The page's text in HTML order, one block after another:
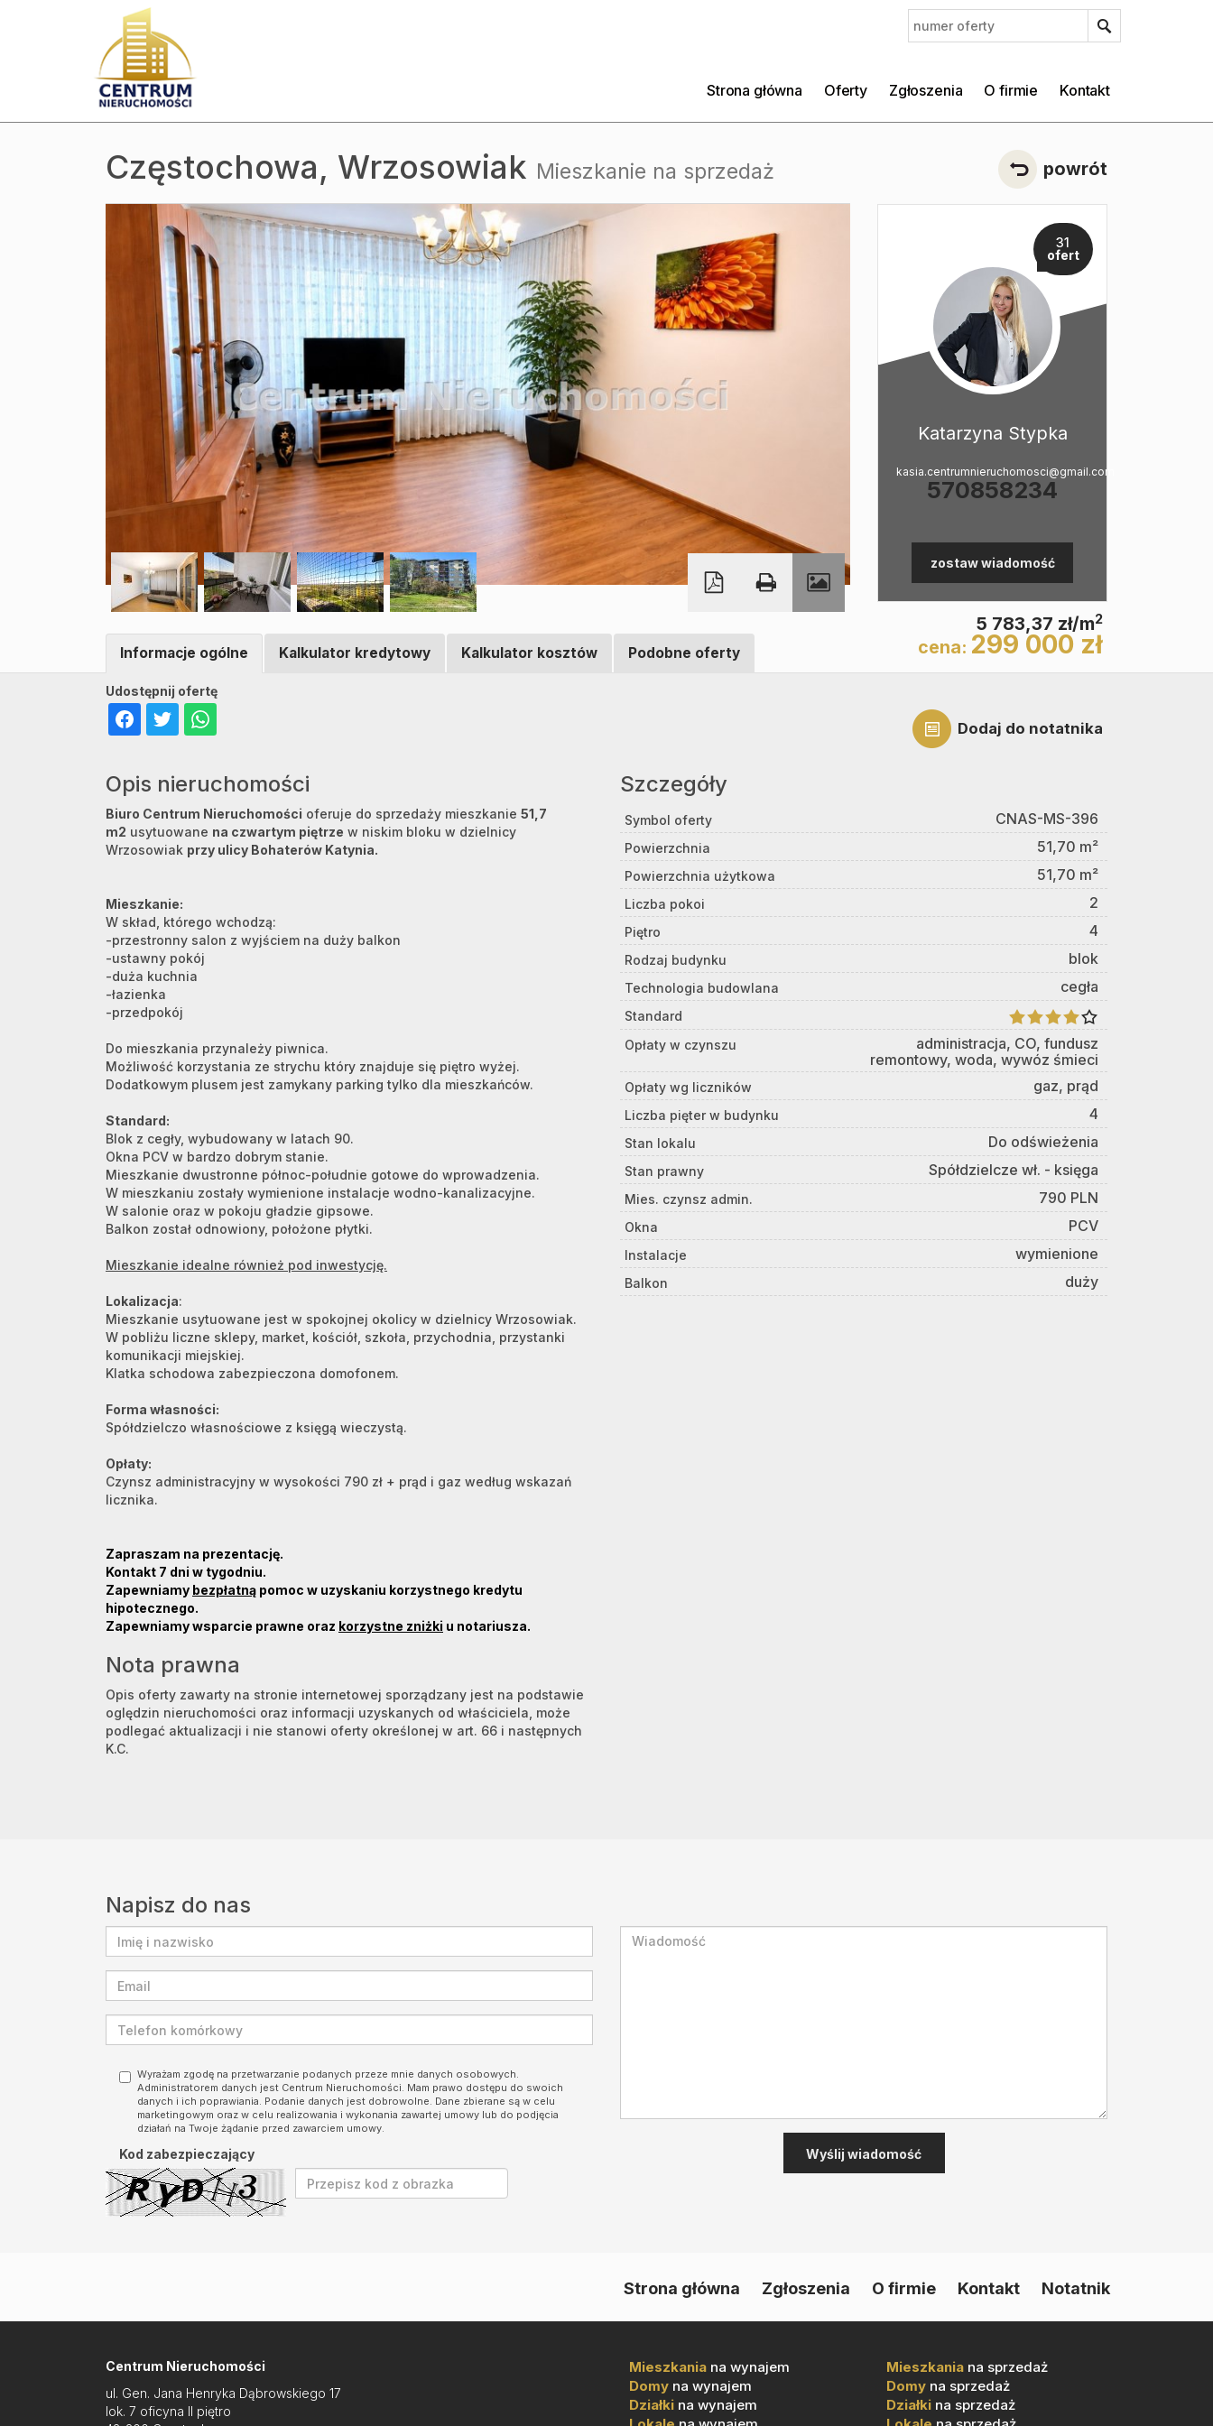
Strona główna Oferty Zgłoszenia O firmie Kontakt
Częstochowa, Wrzosowiak Mieszkanie na sprzedaż powrót
31
ofert
Katarzyna Stypka
kasia.centrumnieruchomosci@gmail.com
570858234
zostaw wiadomość
5 783,37 zł/m2
cena: 299 000 zł
Dodaj do notatnika
Udostępnij ofertę
Informacje ogólne Kalkulator kredytowy Kalkulator kosztów Podobne oferty
Opis nieruchomości
Biuro Centrum Nieruchomości oferuje do sprzedaży mieszkanie 51,7
m2 usytuowane na czwartym piętrze w niskim bloku w dzielnicy
Wrzosowiak przy ulicy Bohaterów Katynia.
Mieszkanie:
W skład, którego wchodzą:
-przestronny salon z wyjściem na duży balkon
-ustawny pokój
-duża kuchnia
-łazienka
-przedpokój
Do mieszkania przynależy piwnica.
Możliwość korzystania ze strychu który znajduje się piętro wyżej.
Dodatkowym plusem jest zamykany parking tylko dla mieszkańców.
Standard:
Blok z cegły, wybudowany w latach 90.
Okna PCV w bardzo dobrym stanie.
Mieszkanie dwustronne północ-południe gotowe do wprowadzenia.
W mieszkaniu zostały wymienione instalacje wodno-kanalizacyjne.
W salonie oraz w pokoju gładzie gipsowe.
Balkon został odnowiony, położone płytki.
Mieszkanie idealne również pod inwestycję.
Lokalizacja:
Mieszkanie usytuowane jest w spokojnej okolicy w dzielnicy Wrzosowiak.
W pobliżu liczne sklepy, market, kościół, szkoła, przychodnia, przystanki
komunikacji miejskiej.
Klatka schodowa zabezpieczona domofonem.
Forma własności:
Spółdzielczo własnościowe z księgą wieczystą.
Opłaty:
Czynsz administracyjny w wysokości 790 zł + prąd i gaz według wskazań
licznika.
Zapraszam na prezentację.
Kontakt 7 dni w tygodniu.
Zapewniamy bezpłatną pomoc w uzyskaniu korzystnego kredytu
hipotecznego.
Zapewniamy wsparcie prawne oraz korzystne zniżki u notariusza.
Nota prawna
Opis oferty zawarty na stronie internetowej sporządzany jest na podstawie
oględzin nieruchomości oraz informacji uzyskanych od właściciela, może
podlegać aktualizacji i nie stanowi oferty określonej w art. 66 i następnych
K.C.
Szczegóły
Symbol oferty CNAS-MS-396
Powierzchnia 51,70 m²
Powierzchnia użytkowa 51,70 m²
Liczba pokoi 2
Piętro 4
Rodzaj budynku blok
Technologia budowlana cegła
Standard
Opłaty w czynszu
administracja, CO, fundusz
remontowy, woda, wywóz śmieci
Opłaty wg liczników gaz, prąd
Liczba pięter w budynku 4
Stan lokalu Do odświeżenia
Stan prawny Spółdzielcze wł. - księga
Mies. czynsz admin. 790 PLN
Okna PCV
Instalacje wymienione
Balkon duży
Napisz do nas
Wyrażam zgodę na przetwarzanie podanych przeze mnie danych osobowych.
Administratorem danych jest Centrum Nieruchomości. Mam prawo dostępu do swoich
danych i ich poprawiania. Podanie danych jest dobrowolne. Dane zbierane są w celu
marketingowym oraz w celu realizowania i wykonania zawartej umowy lub do podjęcia
działań na Twoje żądanie przed zawarciem umowy.
Kod zabezpieczający
Strona główna Zgłoszenia O firmie Kontakt Notatnik
Centrum Nieruchomości
ul. Gen. Jana Henryka Dąbrowskiego 17
lok. 7 oficyna II piętro
Mieszkania na wynajem
Domy na wynajem
Działki na wynajem
Mieszkania na sprzedaż
Domy na sprzedaż
Działki na sprzedaż